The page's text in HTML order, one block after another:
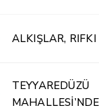
ALKIŞLAR, RIFKI
TEYYAREDÜZÜ